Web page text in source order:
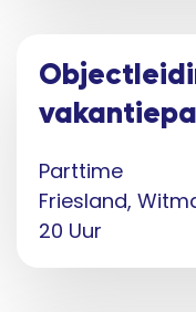
Parttime
Friesland,
20 Uur